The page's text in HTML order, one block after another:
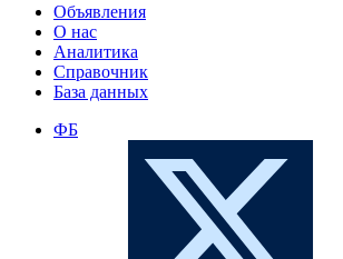
Объявления
О нас
Аналитика
Справочник
База данных
ФБ